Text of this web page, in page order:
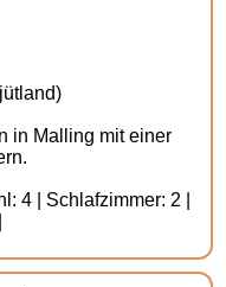
in Malling mit einer
4 | Schlafzimmer: 2 |